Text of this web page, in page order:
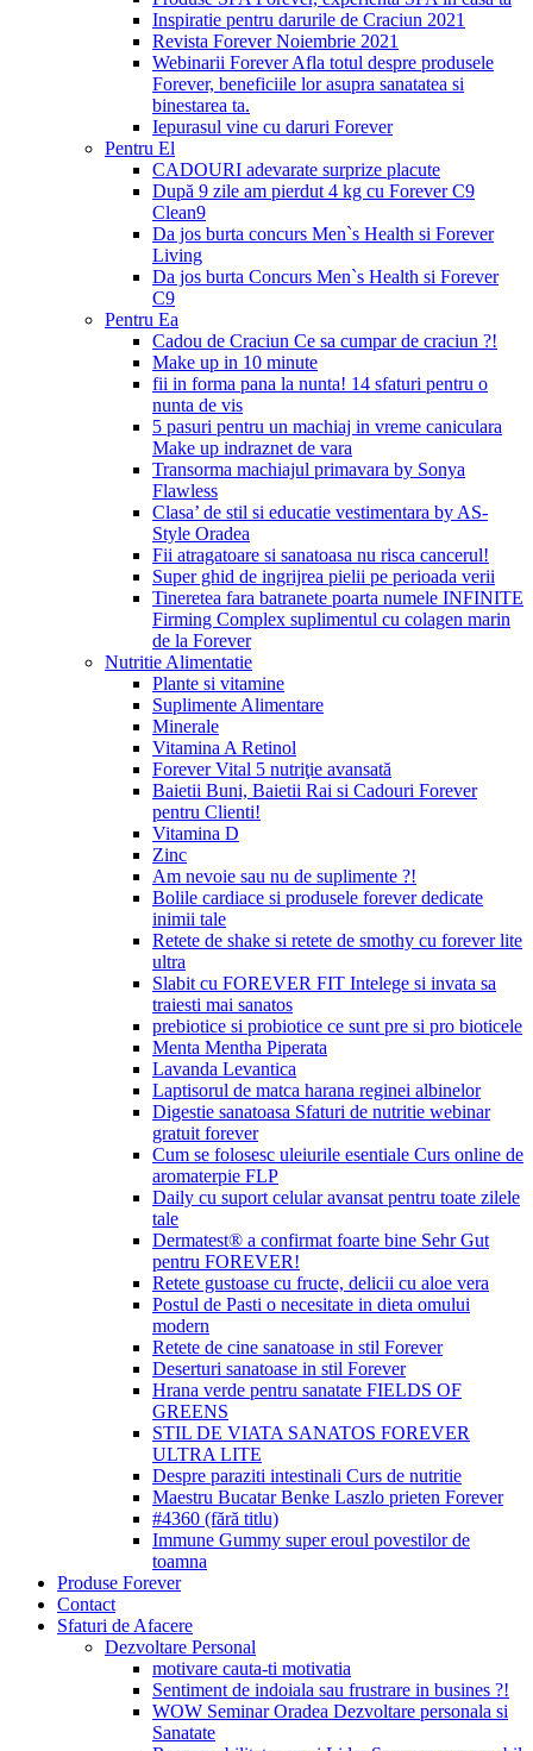
Inspiratie pentru darurile de Craciun 2021
Revista Forever Noiembrie 2021
Webinarii Forever Afla totul despre produsele
Forever, beneficiile lor asupra sanatatea si
binestarea ta.
Iepurasul vine cu daruri Forever
Pentru El
CADOURI adevarate surprize placute
După 9 zile am pierdut 4 kg cu Forever C9
Clean9
Da jos burta concurs Men`s Health si Forever
Living
Da jos burta Concurs Men`s Health si Forever
C9
Pentru Ea
Cadou de Craciun Ce sa cumpar de craciun ?!
Make up in 10 minute
fii in forma pana la nunta! 14 sfaturi pentru o
nunta de vis
5 pasuri pentru un machiaj in vreme caniculara
Make up indraznet de vara
Transorma machiajul primavara by Sonya
Flawless
Clasa’ de stil si educatie vestimentara by AS-
Style Oradea
Fii atragatoare si sanatoasa nu risca cancerul!
Super ghid de ingrijrea pielii pe perioada verii
Tineretea fara batranete poarta numele INFINITE
Firming Complex suplimentul cu colagen marin
de la Forever
Nutritie Alimentatie
Plante si vitamine
Suplimente Alimentare
Minerale
Vitamina A Retinol
Forever Vital 5 nutriţie avansată
Baietii Buni, Baietii Rai si Cadouri Forever
pentru Clienti!
Vitamina D
Zinc
Am nevoie sau nu de suplimente ?!
Bolile cardiace si produsele forever dedicate
inimii tale
Retete de shake si retete de smothy cu forever lite
ultra
Slabit cu FOREVER FIT Intelege si invata sa
traiesti mai sanatos
prebiotice si probiotice ce sunt pre si pro bioticele
Menta Mentha Piperata
Lavanda Levantica
Laptisorul de matca harana reginei albinelor
Digestie sanatoasa Sfaturi de nutritie webinar
gratuit forever
Cum se folosesc uleiurile esentiale Curs online de
aromaterpie FLP
Daily cu suport celular avansat pentru toate zilele
tale
Dermatest® a confirmat foarte bine Sehr Gut
pentru FOREVER!
Retete gustoase cu fructe, delicii cu aloe vera
Postul de Pasti o necesitate in dieta omului
modern
Retete de cine sanatoase in stil Forever
Deserturi sanatoase in stil Forever
Hrana verde pentru sanatate FIELDS OF
GREENS
STIL DE VIATA SANATOS FOREVER
ULTRA LITE
Despre paraziti intestinali Curs de nutritie
Maestru Bucatar Benke Laszlo prieten Forever
#4360 (fără titlu)
Immune Gummy super eroul povestilor de
toamna
Produse Forever
Contact
Sfaturi de Afacere
Dezvoltare Personal
motivare cauta-ti motivatia
Sentiment de indoiala sau frustrare in busines ?!
WOW Seminar Oradea Dezvoltare personala si
Sanatate